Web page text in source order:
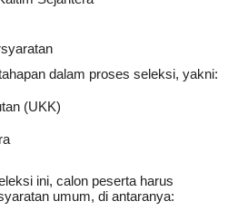
dalam proses seleksi, yakni:
(UKK)
ini, calon peserta harus
umum, di antaranya: